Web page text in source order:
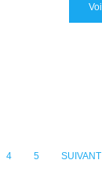
4 5 SUIVANT